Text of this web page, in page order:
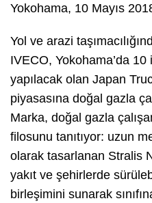
Yokohama, 10 Mayıs
Yol ve arazi
IVECO, Yokohama’da 10
yapılacak olan Japan
piyasasına doğal gazla
Marka, doğal gazla
filosunu tanıtıyor: uzun
olarak tasarlanan Stralis
yakıt ve şehirlerde
birleşimini sunarak